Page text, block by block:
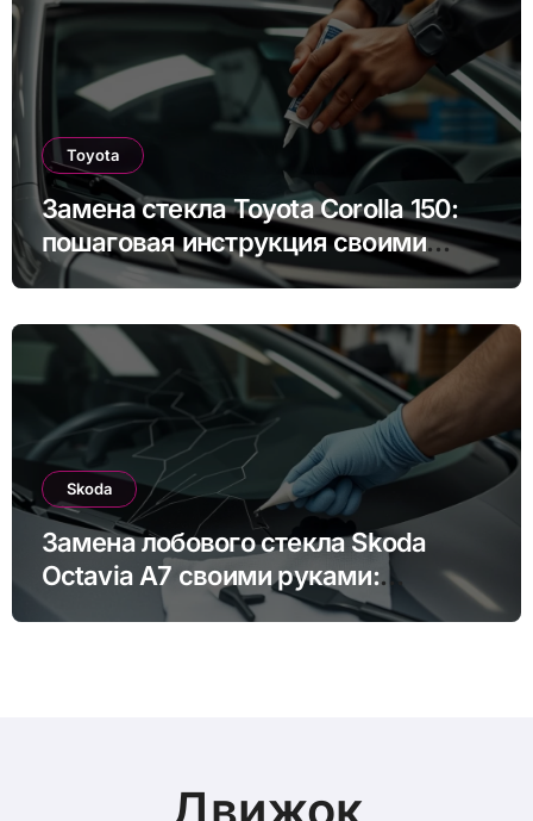
Toyota
Замена стекла Toyota Corolla 150:
пошаговая инструкция своими
руками
Skoda
Замена лобового стекла Skoda
Octavia A7 своими руками:
пошаговая инструкция